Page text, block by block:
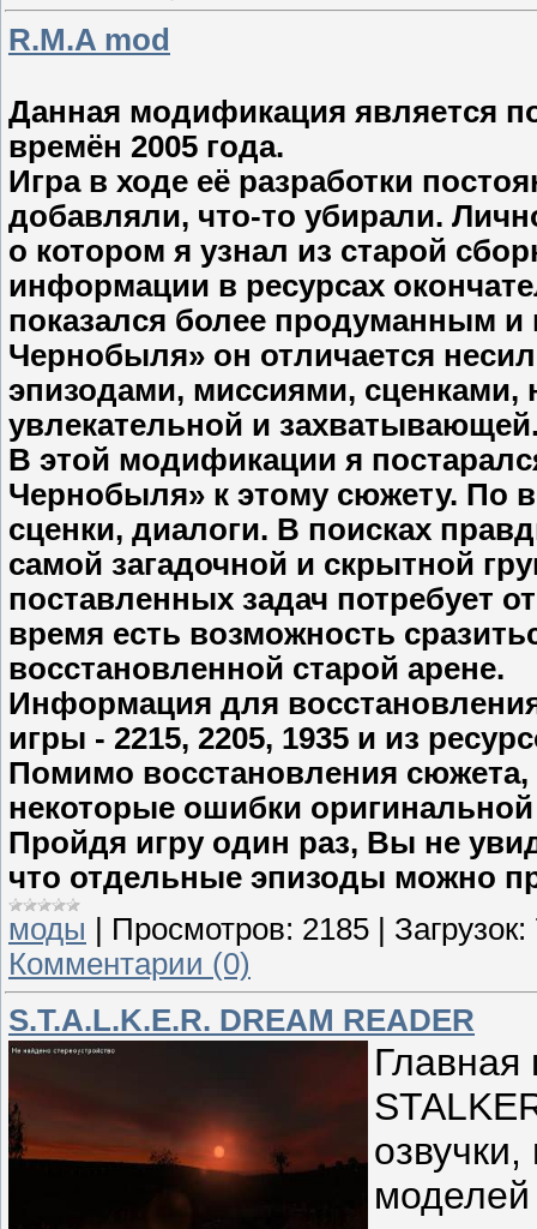
R.M.A mod
Данная модификация является
времён 2005 года.
Игра в ходе её разработки
добавляли, что-то убирали.
о котором я узнал из старой
информации в ресурсах
показался более продуманным
Чернобыля» он отличается
эпизодами, миссиями, сценками,
увлекательной и
В этой модификации я
Чернобыля» к этому сюжету. По
сценки, диалоги. В поисках
самой загадочной и скрытной
поставленных задач потребует
время есть возможность
восстановленной старой арене.
Информация для
игры - 2215, 2205, 1935 и из
Помимо восстановления
некоторые ошибки
Пройдя игру один раз, Вы не
что отдельные эпизоды можно
моды | Просмотров: 2185 | Загрузок:
Комментарии (0)
S.T.A.L.K.E.R. DREAM READER
Главная